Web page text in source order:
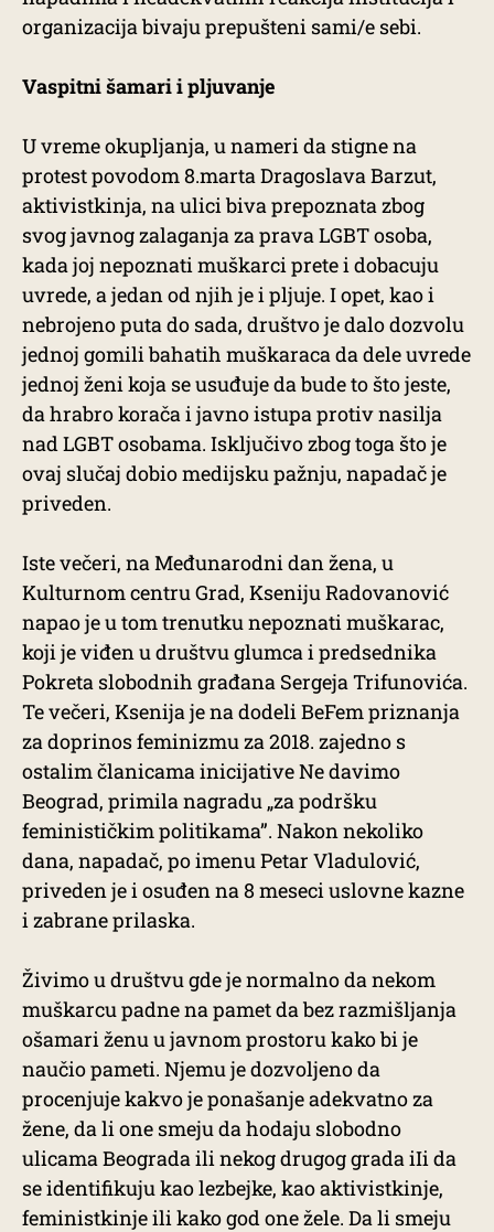
organizacija bivaju prepušteni sami/e sebi.
Vaspitni šamari i pljuvanje
U vreme okupljanja, u nameri da stigne na
protest povodom 8.marta Dragoslava Barzut,
aktivistkinja, na ulici biva prepoznata zbog
svog javnog zalaganja za prava LGBT osoba,
kada joj nepoznati muškarci prete i dobacuju
uvrede, a jedan od njih je i pljuje. I opet, kao i
nebrojeno puta do sada, društvo je dalo dozvolu
jednoj gomili bahatih muškaraca da dele uvrede
jednoj ženi koja se usuđuje da bude to što jeste,
da hrabro korača i javno istupa protiv nasilja
nad LGBT osobama. Isključivo zbog toga što je
ovaj slučaj dobio medijsku pažnju, napadač je
priveden.
Iste večeri, na Međunarodni dan žena, u
Kulturnom centru Grad, Kseniju Radovanović
napao je u tom trenutku nepoznati muškarac,
koji je viđen u društvu glumca i predsednika
Pokreta slobodnih građana Sergeja Trifunovića.
Te večeri, Ksenija je na dodeli BeFem priznanja
za doprinos feminizmu za 2018. zajedno s
ostalim članicama inicijative Ne davimo
Beograd, primila nagradu „za podršku
feminističkim politikama”. Nakon nekoliko
dana, napadač, po imenu Petar Vladulović,
priveden je i osuđen na 8 meseci uslovne kazne
i zabrane prilaska.
Živimo u društvu gde je normalno da nekom
muškarcu padne na pamet da bez razmišljanja
ošamari ženu u javnom prostoru kako bi je
naučio pameti. Njemu je dozvoljeno da
procenjuje kakvo je ponašanje adekvatno za
žene, da li one smeju da hodaju slobodno
ulicama Beograda ili nekog drugog grada iIi da
se identifikuju kao lezbejke, kao aktivistkinje,
feministkinje ili kako god one žele. Da li smeju